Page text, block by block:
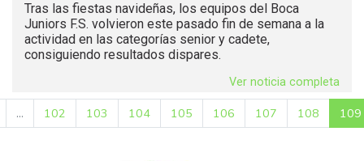
Tras las fiestas navideñas, los equipos del Boca
Juniors F.S. volvieron este pasado fin de semana a la
actividad en las categorías senior y cadete,
consiguiendo resultados dispares.
Ver noticia completa
... 102 103 104 105 106 107 108 109